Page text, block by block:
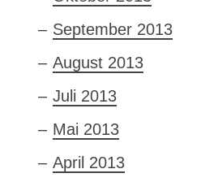
September 2013
August 2013
Juli 2013
Mai 2013
April 2013